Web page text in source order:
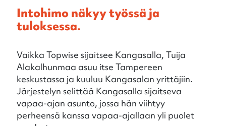
Intohimo näkyy työssä ja
tuloksessa.
Vaikka Topwise sijaitsee Kangasalla, Tuija
Alakalhunmaa asuu itse Tampereen
keskustassa ja kuuluu Kangasalan yrittäjiin.
Järjestelyn selittää Kangasalla sijaitseva
vapaa-ajan asunto, jossa hän viihtyy
perheensä kanssa vapaa-ajallaan yli puolet